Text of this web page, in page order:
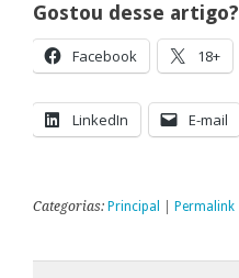
Gostou desse artigo?
Facebook 18+
LinkedIn E-mail
Categorias: Principal Permalink